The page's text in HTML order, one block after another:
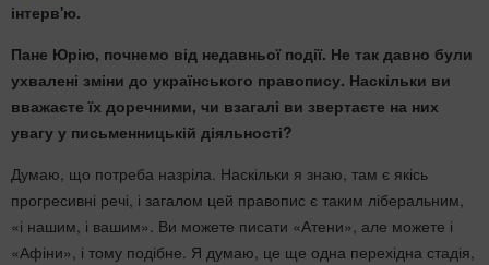
інтерв'ю.
Пане Юрію, почнемо від недавньої події. Не так давно були
ухвалені зміни до українського правопису. Наскільки ви
вважаєте їх доречними, чи взагалі ви звертаєте на них
увагу у письменницькій діяльності?
Думаю, що потреба назріла. Наскільки я знаю, там є якісь
прогресивні речі, і загалом цей правопис є таким ліберальним,
«і нашим, і вашим». Ви можете писати «Атени», але можете і
«Афіни», і тому подібне. Я думаю, це ще одна перехідна стадія,